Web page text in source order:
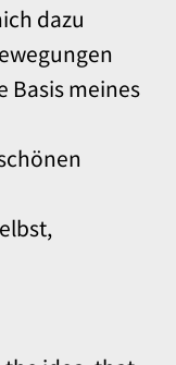
dazu
Basis meines